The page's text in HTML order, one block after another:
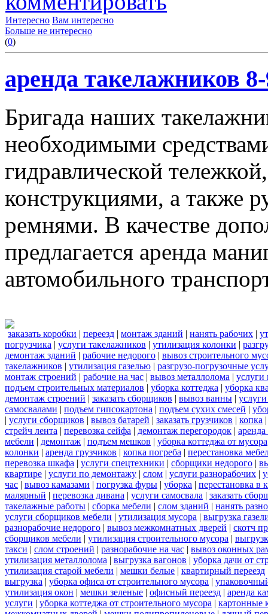
Интересно Вам интересно
Больше не интересно
(0)
аренда такелажников
Бригада наших
необходимыми
гидравлической
конструкциями, а также
ремнями. В качестве
предлагается аренда
автомобильного
заказать коробки | переезд | монтаж зданий | нанять рабочих |
погрузчика | услуги такелажников | утилизация колонки |
демонтаж зданий | рабочие недорого | вывоз строительного
такелажников | утилизация газелью | разгрузо-погрузочные
монтаж строений | рабочие на час | вывоз металлолома | услуги
подъем строительных материалов | уборка коттеджа | уборка
демонтаж строений | заказать сборщиков | вывоз ванны |
самосвалами | подъем гипсокартона | подъем сухих смесей |
| услуги сборщиков | вывоз батарей | заказать грузчиков | копка
стрейч лента | перевозка сейфа | демонтаж перегородок |
мебели | демонтаж | подъем мешков | уборка коттеджа от мусора
колонки | аренда грузчиков | копка погреба | перестановка
перевозка шкафа | услуги спецтехники | сборщики недорого |
квартире | услуги по демонтажу | слом | услуги разнорабочих |
час | вывоз камазами | погрузка фуры | уборка | перестановка в
малярный | перевозка дивана | услуги самосвала | заказать
такелажные работы | сборка мебели | слом зданий | нанять
услуги сборщиков мебели | утилизация мусора | выгрузка
разнорабочие недорого | вывоз межкомнатных дверей | скотч
сборщиков мебели | утилизация строительного мусора |
такси | слом строений | разнорабочие на час | вывоз оконных
утилизация металлолома | выгрузка вагонов | уборка дачи от
утилизация старой мебели | мешки белые | квартирный переезд
выгрузка | уборка офиса от строительного мусора |
утилизация окон | мешки зеленые | офисный переезд | аренда
услуги | уборка коттеджа от строительного мусора | картонные